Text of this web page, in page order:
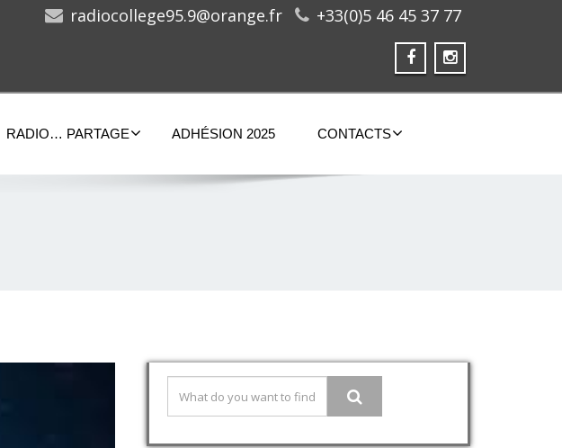
radiocollege95.9@orange.fr +33(0)5 46 45 37 77
RADIO… PARTAGE ADHÉSION 2025 CONTACTS